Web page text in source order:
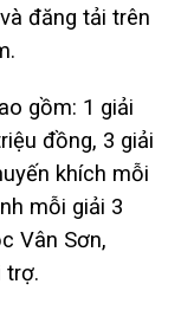
đăng tải trên
gồm: 1 giải
đồng, 3 giải
khích mỗi
mỗi giải 3
Vân Sơn,
trợ.